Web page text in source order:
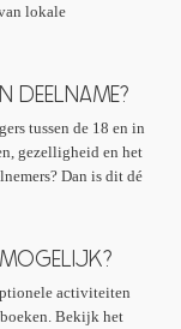
lokale
DEELNAME?
tussen de 18 en in
gezelligheid en het
Dan is dit dé
activiteiten
Bekijk het